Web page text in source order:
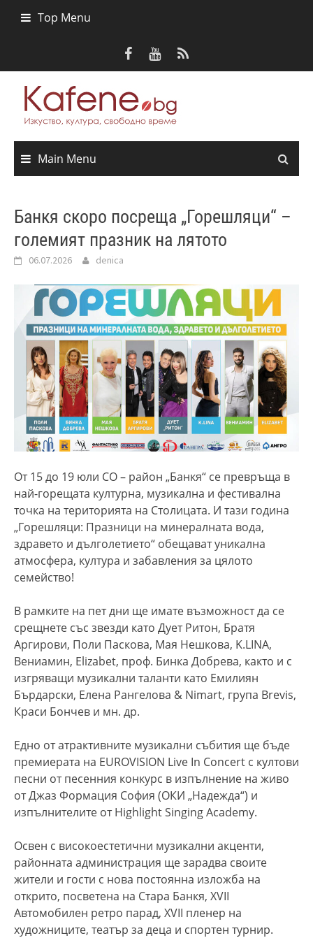
Top Menu
Main Menu
Банкя скоро посреща „Горешляци“ –
големият празник на лятото
06.07.2026 denica
От 15 до 19 юли СО – район „Банкя“ се превръща в
най-горещата културна, музикална и фестивална
точка на територията на Столицата. И тази година
„Горешляци: Празници на минералната вода,
здравето и дълголетието“ обещават уникална
атмосфера, култура и забавления за цялото
семейство!
В рамките на пет дни ще имате възможност да се
срещнете със звезди като Дует Ритон, Братя
Аргирови, Поли Паскова, Мая Нешкова, K.LINA,
Вениамин, Elizabet, проф. Бинка Добрева, както и с
изгряващи музикални таланти като Емилиян
Бърдарски, Елена Рангелова & Nimart, група Brevis,
Краси Бончев и мн. др.
Едно от атрактивните музикални събития ще бъде
премиерата на EUROVISION Live In Concert с култови
песни от песенния конкурс в изпълнение на живо
от Джаз Формация София (ОКИ „Надежда“) и
изпълнителите от Highlight Singing Academy.
Освен с високоестетични музикални акценти,
районната администрация ще зарадва своите
жители и гости с нова постоянна изложба на
открито, посветена на Стара Банкя, XVII
Автомобилен ретро парад, XVII пленер на
художниците, театър за деца и спортен турнир.